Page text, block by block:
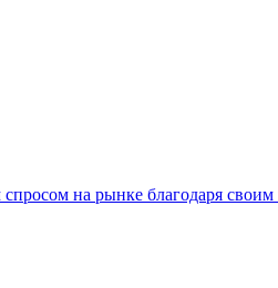
на рынке благодаря своим